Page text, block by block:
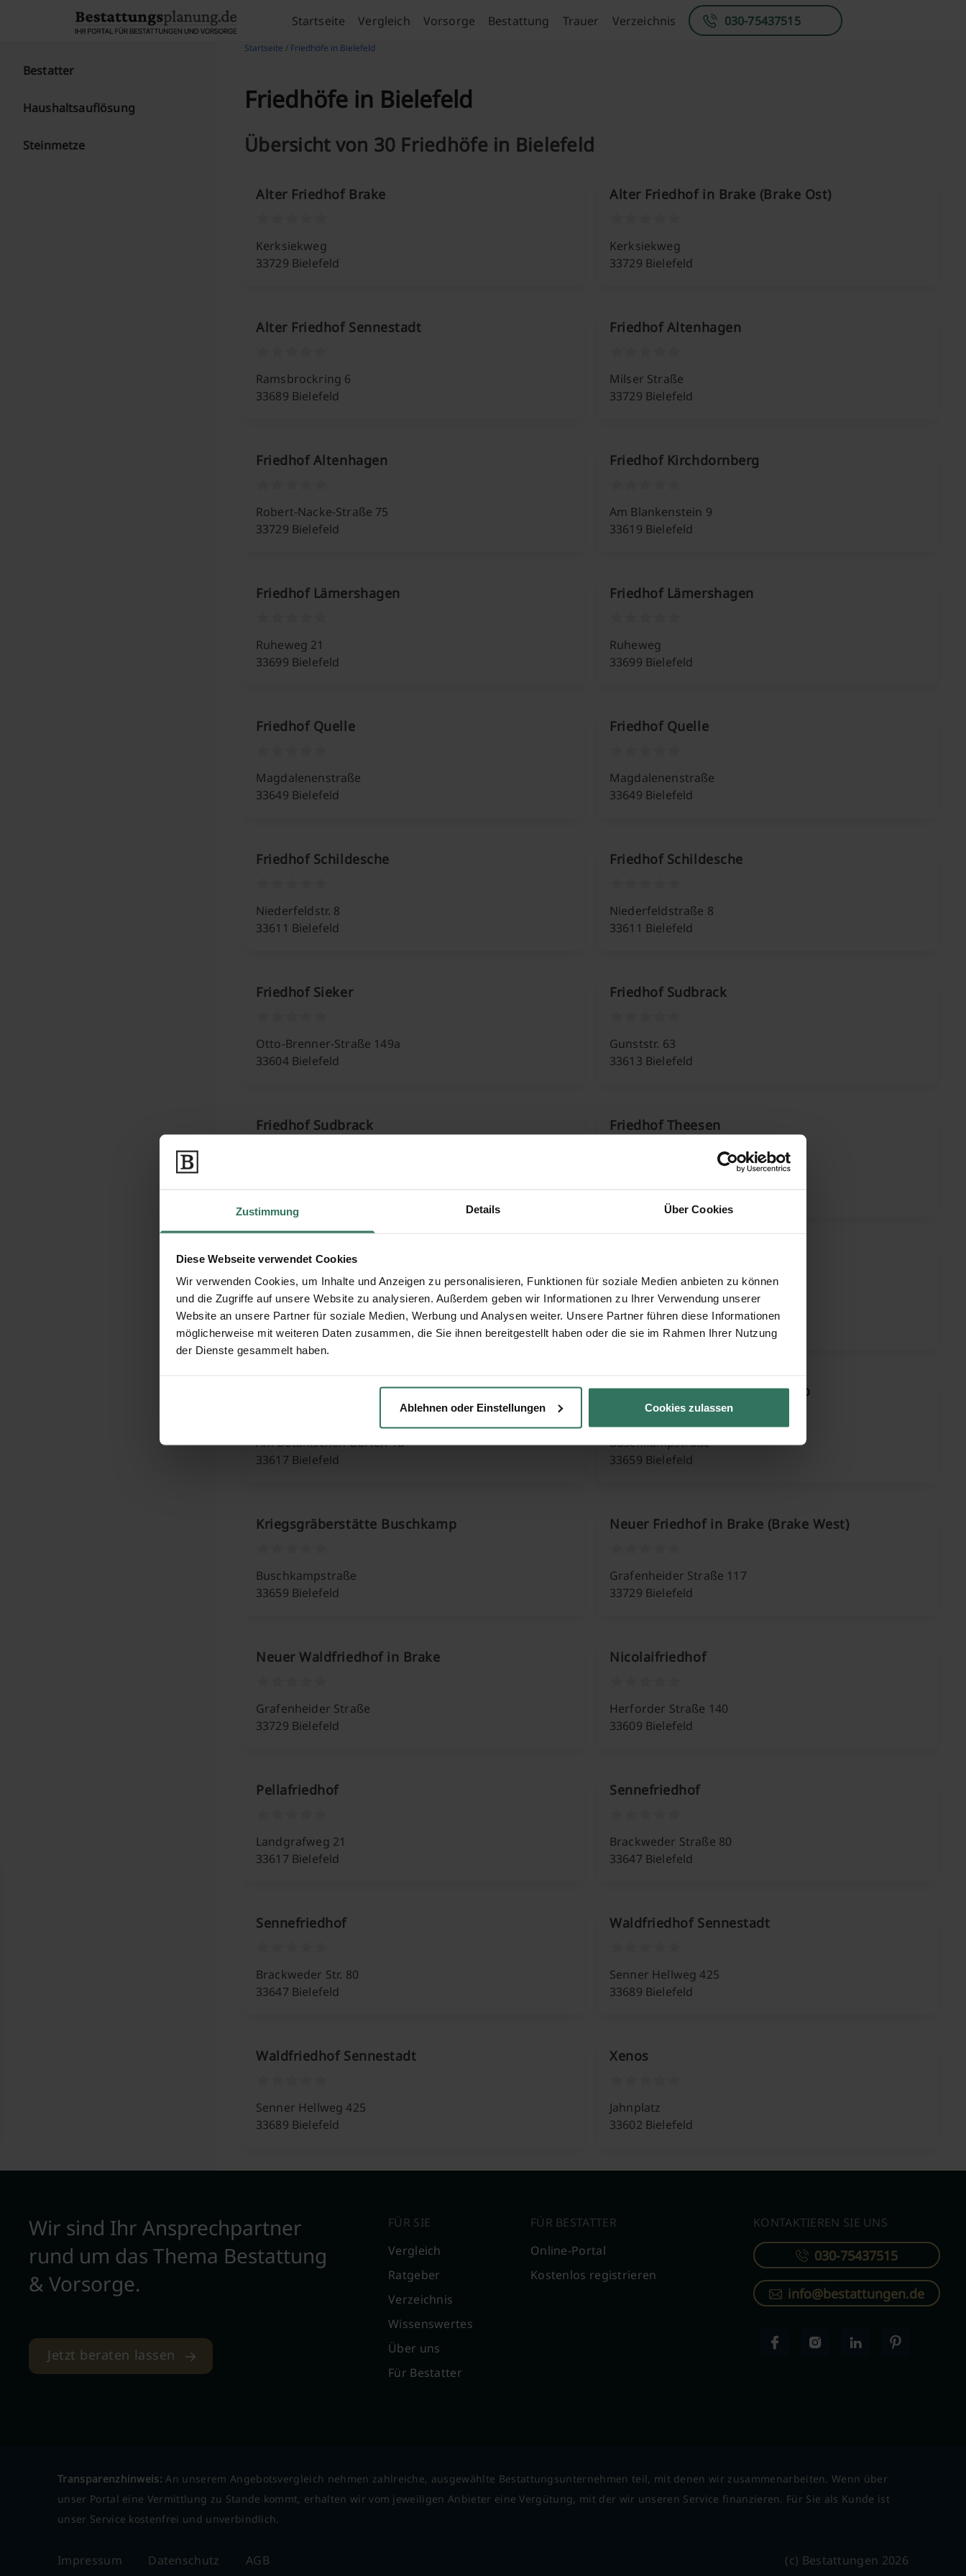
Zustimmung Details Über Cookies
Diese Webseite verwendet Cookies
Wir verwenden Cookies, um Inhalte und Anzeigen zu personalisieren, Funktionen für soziale Medien anbieten zu können
und die Zugriffe auf unsere Website zu analysieren. Außerdem geben wir Informationen zu Ihrer Verwendung unserer
Website an unsere Partner für soziale Medien, Werbung und Analysen weiter. Unsere Partner führen diese Informationen
möglicherweise mit weiteren Daten zusammen, die Sie ihnen bereitgestellt haben oder die sie im Rahmen Ihrer Nutzung
der Dienste gesammelt haben.
Ablehnen oder Einstellungen Cookies zulassen
Startseite Vergleich Vorsorge Bestattung Trauer Verzeichnis 030-75437515
Bestatter
Haushaltsauflösung
Steinmetze
Startseite / Friedhöfe in Bielefeld
Friedhöfe in Bielefeld
Übersicht von 30 Friedhöfe in Bielefeld
Alter Friedhof Brake
Kerksiekweg
33729 Bielefeld
Alter Friedhof in Brake (Brake Ost)
Kerksiekweg
33729 Bielefeld
Alter Friedhof Sennestadt
Ramsbrockring 6
33689 Bielefeld
Friedhof Altenhagen
Milser Straße
33729 Bielefeld
Friedhof Altenhagen
Robert-Nacke-Straße 75
33729 Bielefeld
Friedhof Kirchdornberg
Am Blankenstein 9
33619 Bielefeld
Friedhof Lämershagen
Ruheweg 21
33699 Bielefeld
Friedhof Lämershagen
Ruheweg
33699 Bielefeld
Friedhof Quelle
Magdalenenstraße
33649 Bielefeld
Friedhof Quelle
Magdalenenstraße
33649 Bielefeld
Friedhof Schildesche
Niederfeldstr. 8
33611 Bielefeld
Friedhof Schildesche
Niederfeldstraße 8
33611 Bielefeld
Friedhof Sieker
Otto-Brenner-Straße 149a
33604 Bielefeld
Friedhof Sudbrack
Gunststr. 63
33613 Bielefeld
Friedhof Sudbrack Friedhof Theesen
Friedhof Ubbedissen
Ubbedisser Straße 11
33699 Bielefeld
Epiphanienweg
33739 Bielefeld
Am Botanischen Garten 1d
33617 Bielefeld
Kriegsgräberstätte Buschkamp
Buschkampstraße
33659 Bielefeld
Kriegsgräberstätte Buschkamp
Buschkampstraße
33659 Bielefeld
Neuer Friedhof in Brake (Brake West)
Grafenheider Straße 117
33729 Bielefeld
Neuer Waldfriedhof in Brake
Grafenheider Straße
33729 Bielefeld
Nicolaifriedhof
Herforder Straße 140
33609 Bielefeld
Pellafriedhof
Landgrafweg 21
33617 Bielefeld
Sennefriedhof
Brackweder Straße 80
33647 Bielefeld
Sennefriedhof
Brackweder Str. 80
33647 Bielefeld
Waldfriedhof Sennestadt
Senner Hellweg 425
33689 Bielefeld
Waldfriedhof Sennestadt
Senner Hellweg 425
33689 Bielefeld
Xenos
Jahnplatz
33602 Bielefeld
Wir sind Ihr Ansprechpartner
rund um das Thema Bestattung
& Vorsorge.
Jetzt beraten lassen
FÜR SIE
Vergleich
Ratgeber
Verzeichnis
Wissenswertes
Über uns
Für Bestatter
FÜR BESTATTER
Online-Portal
Kostenlos registrieren
KONTAKTIEREN SIE UNS
030-75437515
info@bestattungen.de
Transparenzhinweis: An unserem Angebotsvergleich nehmen zahlreiche, ausgewählte Bestattungsunternehmen teil, mit denen wir zusammenarbeiten. Wenn über
unser Portal eine Vermittlung zu Stande kommt, erhalten wir vom jeweiligen Anbieter eine Vergütung, mit der wir unseren Service finanzieren. Für Sie als Kunde ist
unser Service kostenfrei und unverbindlich.
Impressum Datenschutz AGB (c) Bestattungen 2026